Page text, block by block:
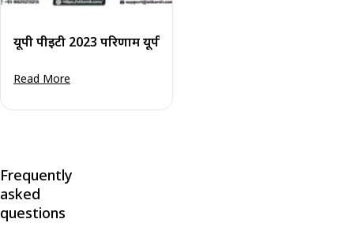
यूपी पीईटी 2023 परिणाम यूपीएसएसएससी की वेबसाइट पर जारी -
Read More
Frequently
asked
questions